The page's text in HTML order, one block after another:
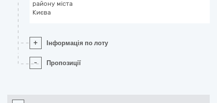
району міста
Києва
+ Інформація по лоту
- Пропозиції